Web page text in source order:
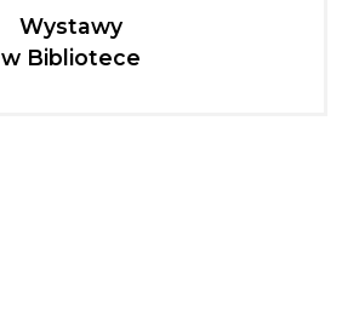
Wystawy
w Bibliotece